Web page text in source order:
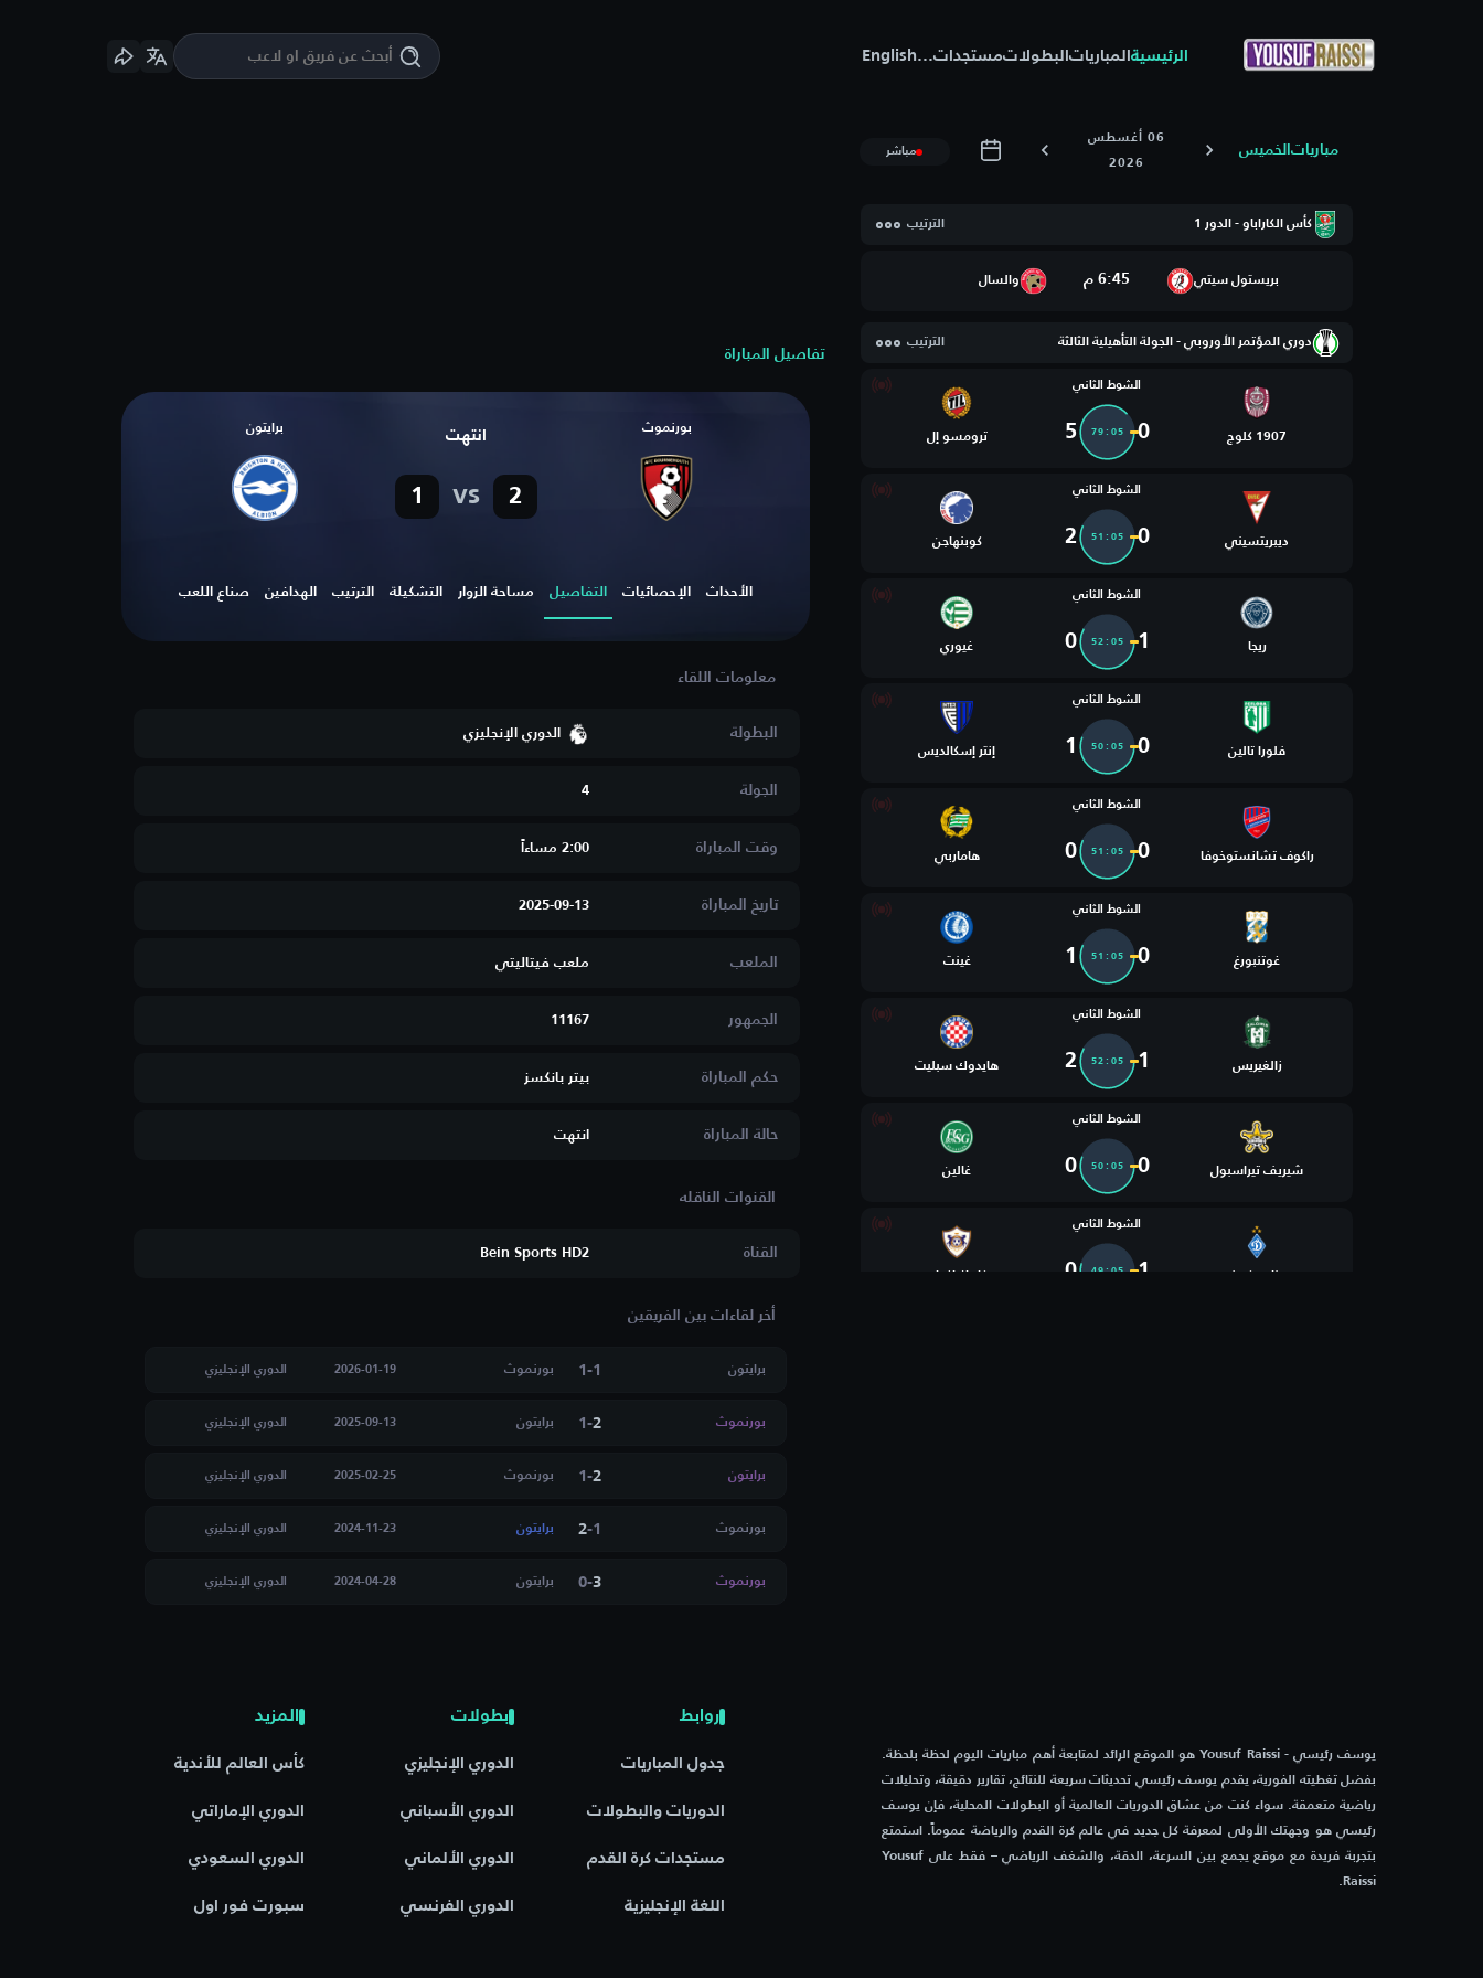
الرئيسيةالمبارياتالبطولاتمستجدات...
English
مبارياتالخميس
06 أغسطس
2026
مباشر
كأس الكاراباو - الدور 1 الترتيب
بريستول سيتي 6:45 م والسال
دوري المؤتمر الأوروبي - الجولة التأهيلية الثالثة الترتيب
1907 كلوج
الشوط الثاني
0
79:05
5 ترومسو إل
ديبريتسيني
الشوط الثاني
0
51:05
2 كوبنهاجن
ريجا
الشوط الثاني
1
52:05
0 غيوري
فلورا تالين
الشوط الثاني
0
50:05
1 إنتر إسكالديس
راكوف تشانستوخوفا
الشوط الثاني
0
51:05
0 هاماربي
غوتنبورغ
الشوط الثاني
0
51:05
1 غينت
زالغيريس
الشوط الثاني
1
52:05
2 هايدوك سبليت
شيريف تيراسبول
الشوط الثاني
0
50:05
0 غالين
دينامو كييف
الشوط الثاني
1
49:05
0 كارباغ اغدام
سبورتينج براغا 6:30 م دينامو مينسك
لوغانو 6:30 م رونافيك
تفاصيل المباراة
بورنموث انتهت
2
vs
1
برايتون
الأحداث الإحصائيات التفاصيل مساحة الزوار التشكيلة الترتيب الهدافين صناع اللعب
البطولة الدوري الإنجليزي
الجولة 4
وقت المباراة 2:00 مساءاََ
تاريخ المباراة 2025-09-13
الملعب ملعب فيتاليتي
الجمهور 11167
حكم المباراة بيتر بانكسز
حالة المباراة انتهت
القناة Bein Sports HD2
أخر لقاءات بين الفريقين
برايتون 1
-
1 بورنموث 2026-01-19 الدوري الإنجليزي
بورنموث 2
-
1 برايتون 2025-09-13 الدوري الإنجليزي
برايتون 2
-
1 بورنموث 2025-02-25 الدوري الإنجليزي
بورنموث 1
-
2 برايتون 2024-11-23 الدوري الإنجليزي
بورنموث 3
-
0 برايتون 2024-04-28 الدوري الإنجليزي
يوسف رئيسي - Yousuf Raissi هو الموقع الرائد لمتابعة أهم مباريات اليوم لحظة بلحظة.
بفضل تغطيته الفورية، يقدم يوسف رئيسي تحديثات سريعة للنتائج، تقارير دقيقة، وتحليلات
رياضية متعمقة. سواء كنت من عشاق الدوريات العالمية أو البطولات المحلية، فإن يوسف
رئيسي هو وجهتك الأولى لمعرفة كل جديد في عالم كرة القدم والرياضة عموماً. استمتع
بتجربة فريدة مع موقع يجمع بين السرعة، الدقة، والشغف الرياضي – فقط على Yousuf
Raissi.
روابط
جدول المباريات
الدوريات والبطولات
مستجدات كرة القدم
اللغة الإنجليزية
بطولات
الدوري الإنجليزي
الدوري الأسباني
الدوري الألماني
الدوري الفرنسي
المزيد
كأس العالم للأندية
الدوري الإماراتي
الدوري السعودي
سبورت فور اول